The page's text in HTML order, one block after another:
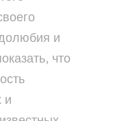
и
что
и